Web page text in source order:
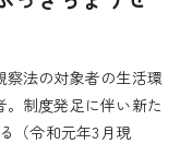
法の対象者の生活環
制度発足に伴い新た
（令和元年3月現